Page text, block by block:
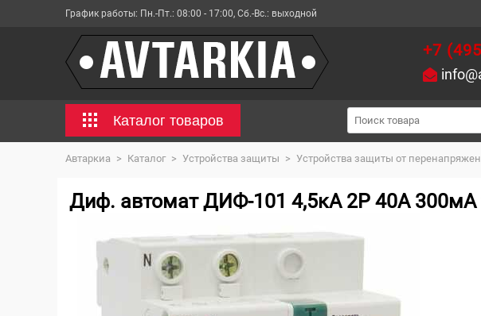
График работы: Пн.-Пт.: 08:00 - 17:00, Сб.-Вс.: выходной
+7
Каталог товаров
Автаркиа > Каталог > Устройства защиты > Устройства защиты от
Диф. автомат ДИФ-101 4,5кА 2Р 40А 300мА